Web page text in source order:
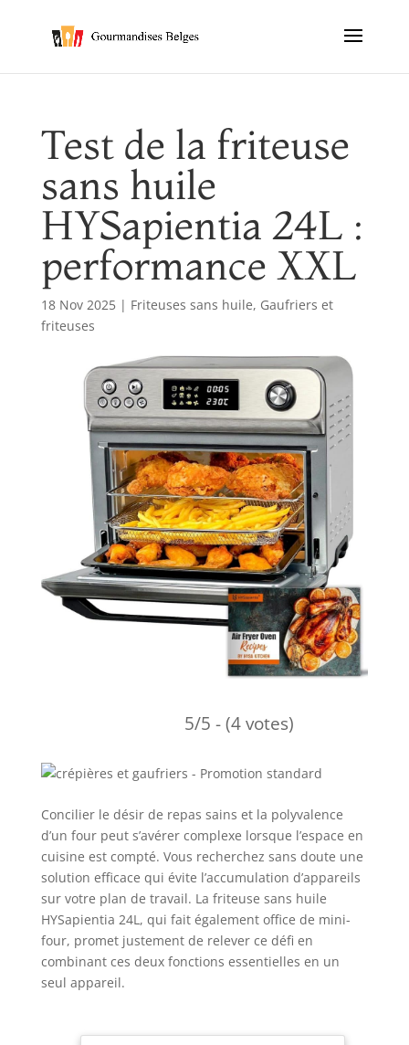
Test de la friteuse
sans huile
HYSapientia 24L :
performance XXL
18 Nov 2025| Friteuses sans huile, Gaufriers et
friteuses
5/5 - (4 votes)
Concilier le désir de repas sains et la polyvalence
d’un four peut s’avérer complexe lorsque l’espace en
cuisine est compté. Vous recherchez sans doute une
solution efficace qui évite l’accumulation d’appareils
sur votre plan de travail. La friteuse sans huile
HYSapientia 24L, qui fait également office de mini-
four, promet justement de relever ce défi en
combinant ces deux fonctions essentielles en un
seul appareil.